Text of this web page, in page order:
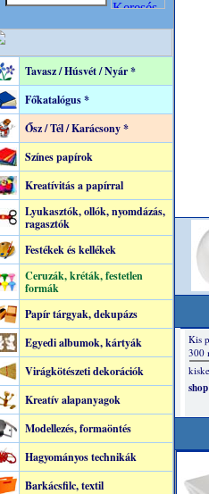
Tavasz / Húsvét / Nyár *
Főkatalógus *
Ősz / Tél / Karácsony *
Színes papírok
Kreatívitás a papírral
Lyukasztók, ollók, nyomdázás,
ragasztók
Festékek és kellékek
Ceruzák, kréták, festetlen
formák
Papír tárgyak, dekupázs
Egyedi albumok, kártyák
Virágkötészeti dekorációk
Kreatív alapanyagok
Modellezés, formaöntés
Hagyományos technikák
Barkácsfilc, textil